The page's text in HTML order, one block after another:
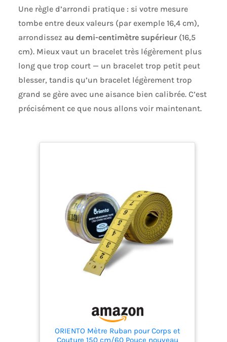
Une règle d’arrondi pratique : si votre mesure
tombe entre deux valeurs (par exemple 16,4 cm),
arrondissez au demi-centimètre supérieur(16,5
cm). Mieux vaut un bracelet très légèrement plus
long que trop court — un bracelet trop petit peut
blesser, tandis qu’un bracelet légèrement trop
grand se gère avec une aisance bien calibrée. C’est
précisément ce que nous allons voir maintenant.
ORIENTO Mètre Ruban pour Corps et
Couture 150 cm/60 Pouce nouveau